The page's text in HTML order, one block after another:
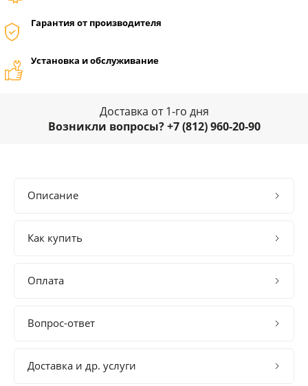
Гарантия от производителя
Установка и обслуживание
Доставка от 1-го дня
Возникли вопросы? +7 (812) 960-20-90
Описание
Как купить
Оплата
Вопрос-ответ
Доставка и др. услуги